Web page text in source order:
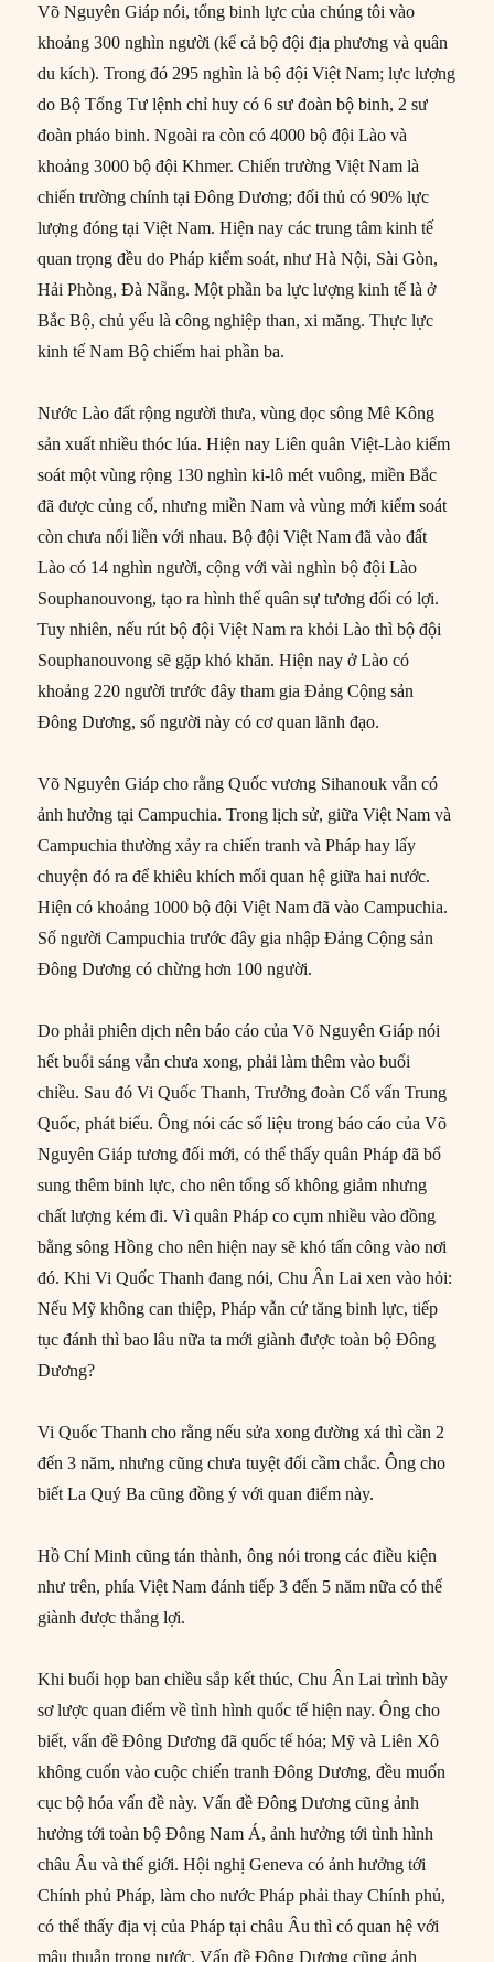
Võ Nguyên Giáp nói, tổng binh lực của chúng tôi vào
khoảng 300 nghìn người (kể cả bộ đội địa phương và quân
du kích). Trong đó 295 nghìn là bộ đội Việt Nam; lực lượng
do Bộ Tổng Tư lệnh chỉ huy có 6 sư đoàn bộ binh, 2 sư
đoàn pháo binh. Ngoài ra còn có 4000 bộ đội Lào và
khoảng 3000 bộ đội Khmer. Chiến trường Việt Nam là
chiến trường chính tại Đông Dương; đối thủ có 90% lực
lượng đóng tại Việt Nam. Hiện nay các trung tâm kinh tế
quan trọng đều do Pháp kiểm soát, như Hà Nội, Sài Gòn,
Hải Phòng, Đà Nẵng. Một phần ba lực lượng kinh tế là ở
Bắc Bộ, chủ yếu là công nghiệp than, xi măng. Thực lực
kinh tế Nam Bộ chiếm hai phần ba.
Nước Lào đất rộng người thưa, vùng dọc sông Mê Kông
sản xuất nhiều thóc lúa. Hiện nay Liên quân Việt-Lào kiểm
soát một vùng rộng 130 nghìn ki-lô mét vuông, miền Bắc
đã được củng cố, nhưng miền Nam và vùng mới kiểm soát
còn chưa nối liền với nhau. Bộ đội Việt Nam đã vào đất
Lào có 14 nghìn người, cộng với vài nghìn bộ đội Lào
Souphanouvong, tạo ra hình thế quân sự tương đối có lợi.
Tuy nhiên, nếu rút bộ đội Việt Nam ra khỏi Lào thì bộ đội
Souphanouvong sẽ gặp khó khăn. Hiện nay ở Lào có
khoảng 220 người trước đây tham gia Đảng Cộng sản
Đông Dương, số người này có cơ quan lãnh đạo.
Võ Nguyên Giáp cho rằng Quốc vương Sihanouk vẫn có
ảnh hưởng tại Campuchia. Trong lịch sử, giữa Việt Nam và
Campuchia thường xảy ra chiến tranh và Pháp hay lấy
chuyện đó ra để khiêu khích mối quan hệ giữa hai nước.
Hiện có khoảng 1000 bộ đội Việt Nam đã vào Campuchia.
Số người Campuchia trước đây gia nhập Đảng Cộng sản
Đông Dương có chừng hơn 100 người.
Do phải phiên dịch nên báo cáo của Võ Nguyên Giáp nói
hết buổi sáng vẫn chưa xong, phải làm thêm vào buổi
chiều. Sau đó Vi Quốc Thanh, Trưởng đoàn Cố vấn Trung
Quốc, phát biểu. Ông nói các số liệu trong báo cáo của Võ
Nguyên Giáp tương đối mới, có thể thấy quân Pháp đã bổ
sung thêm binh lực, cho nên tổng số không giảm nhưng
chất lượng kém đi. Vì quân Pháp co cụm nhiều vào đồng
bằng sông Hồng cho nên hiện nay sẽ khó tấn công vào nơi
đó. Khi Vi Quốc Thanh đang nói, Chu Ân Lai xen vào hỏi:
Nếu Mỹ không can thiệp, Pháp vẫn cứ tăng binh lực, tiếp
tục đánh thì bao lâu nữa ta mới giành được toàn bộ Đông
Dương?
Vi Quốc Thanh cho rằng nếu sửa xong đường xá thì cần 2
đến 3 năm, nhưng cũng chưa tuyệt đối cầm chắc. Ông cho
biết La Quý Ba cũng đồng ý với quan điểm này.
Hồ Chí Minh cũng tán thành, ông nói trong các điều kiện
như trên, phía Việt Nam đánh tiếp 3 đến 5 năm nữa có thể
giành được thắng lợi.
Khi buổi họp ban chiều sắp kết thúc, Chu Ân Lai trình bày
sơ lược quan điểm về tình hình quốc tế hiện nay. Ông cho
biết, vấn đề Đông Dương đã quốc tế hóa; Mỹ và Liên Xô
không cuốn vào cuộc chiến tranh Đông Dương, đều muốn
cục bộ hóa vấn đề này. Vấn đề Đông Dương cũng ảnh
hưởng tới toàn bộ Đông Nam Á, ảnh hưởng tới tình hình
châu Âu và thế giới. Hội nghị Geneva có ảnh hưởng tới
Chính phủ Pháp, làm cho nước Pháp phải thay Chính phủ,
có thể thấy địa vị của Pháp tại châu Âu thì có quan hệ với
mâu thuẫn trong nước. Vấn đề Đông Dương cũng ảnh